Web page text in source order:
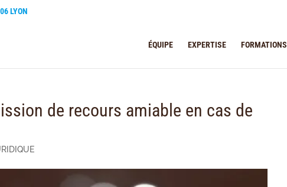
LYON
ÉQUIPE EXPERTISE FORMATIONS
de recours amiable en cas de